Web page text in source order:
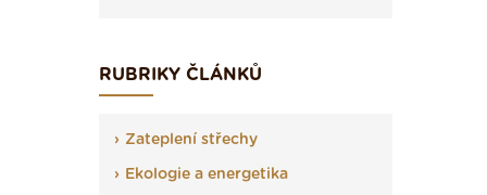
RUBRIKY ČLÁNKŮ
Zateplení střechy
Ekologie a energetika